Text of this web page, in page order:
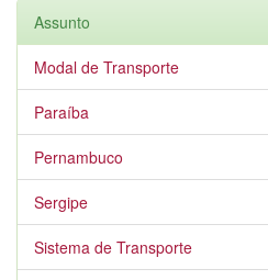
Assunto
Modal de Transporte
Paraíba
Pernambuco
Sergipe
Sistema de Transporte